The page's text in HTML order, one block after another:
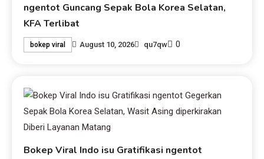
ngentot Guncang Sepak Bola Korea Selatan,
KFA Terlibat
bokep viral August 10, 2026 qu7qw 0
Bokep Viral Indo isu Gratifikasi ngentot